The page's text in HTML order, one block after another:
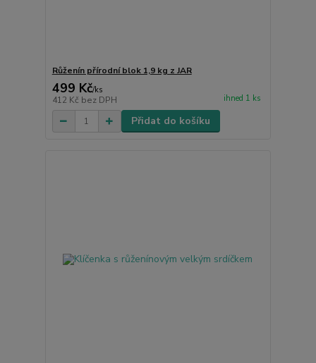
Růženín přírodní blok 1,9 kg z JAR
499 Kč/ks
412 Kč bez DPH ihned 1 ks
Přidat do košíku